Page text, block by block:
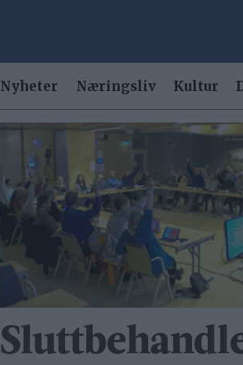
Nyheter Næringsliv Kultur